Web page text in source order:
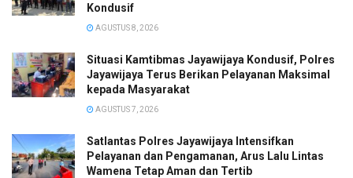
Kondusif
AGUSTUS 8, 2026
Situasi Kamtibmas Jayawijaya Kondusif, Polres
Jayawijaya Terus Berikan Pelayanan Maksimal
kepada Masyarakat
AGUSTUS 7, 2026
Satlantas Polres Jayawijaya Intensifkan
Pelayanan dan Pengamanan, Arus Lalu Lintas
Wamena Tetap Aman dan Tertib